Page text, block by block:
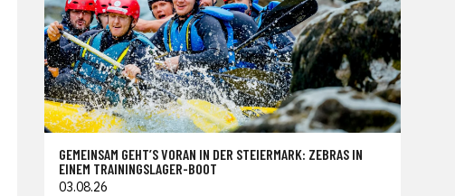
GEMEINSAM GEHT’S VORAN IN DER STEIERMARK: ZEBRAS IN
EINEM TRAININGSLAGER-BOOT
03.08.26